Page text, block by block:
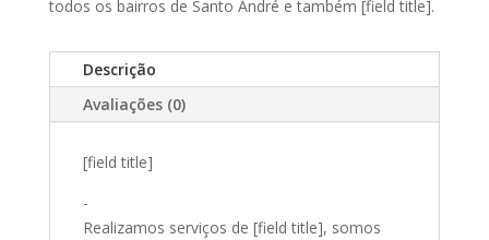
todos os bairros de Santo André e também [field title].
Descrição
Avaliações (0)
[field title]
-
Realizamos serviços de [field title], somos